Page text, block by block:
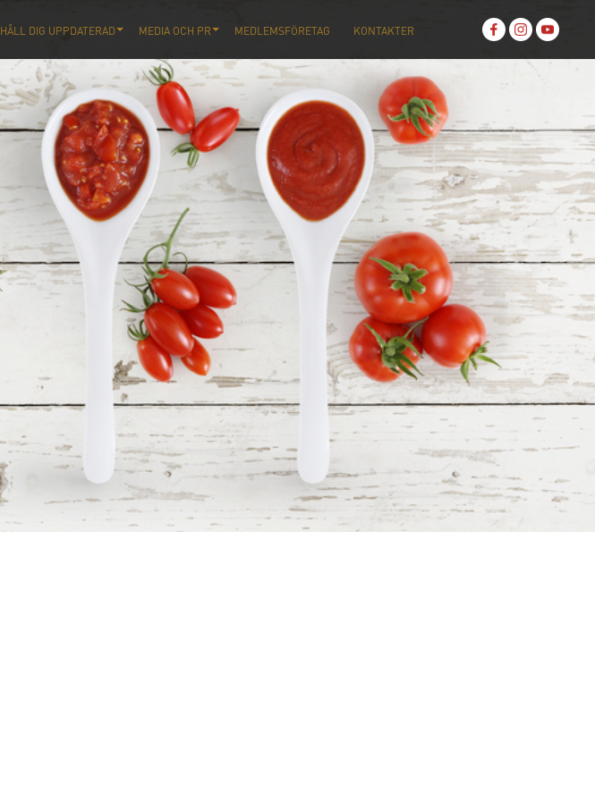
HÅLL DIG UPPDATERAD MEDIA OCH PR MEDLEMSFÖRETAG KONTAKTER